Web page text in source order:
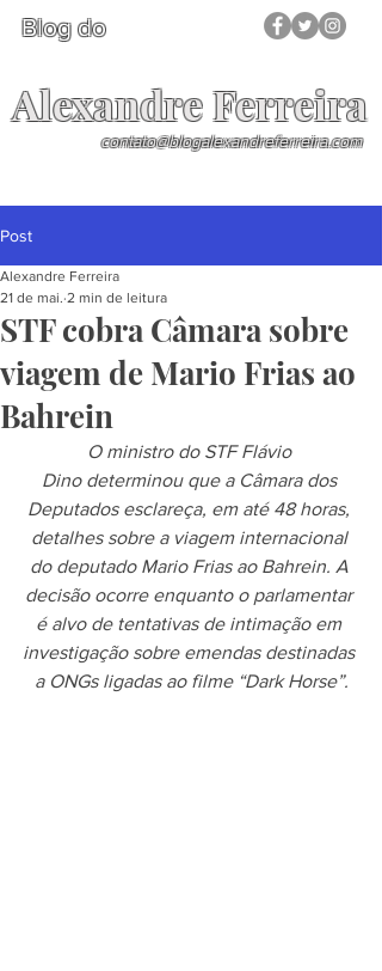
Blog do
Alexandre Ferreira
contato@blogalexandreferreira.com
Post
STF cobra Câmara sobre
viagem de Mario Frias ao
Bahrein
Alexandre Ferreira
21 de mai. 2 min de leitura
O ministro do STF Flávio
Dino determinou que a Câmara dos
Deputados esclareça, em até 48 horas,
detalhes sobre a viagem internacional
do deputado Mario Frias ao Bahrein. A
decisão ocorre enquanto o parlamentar
é alvo de tentativas de intimação em
investigação sobre emendas destinadas
a ONGs ligadas ao filme “Dark Horse”.